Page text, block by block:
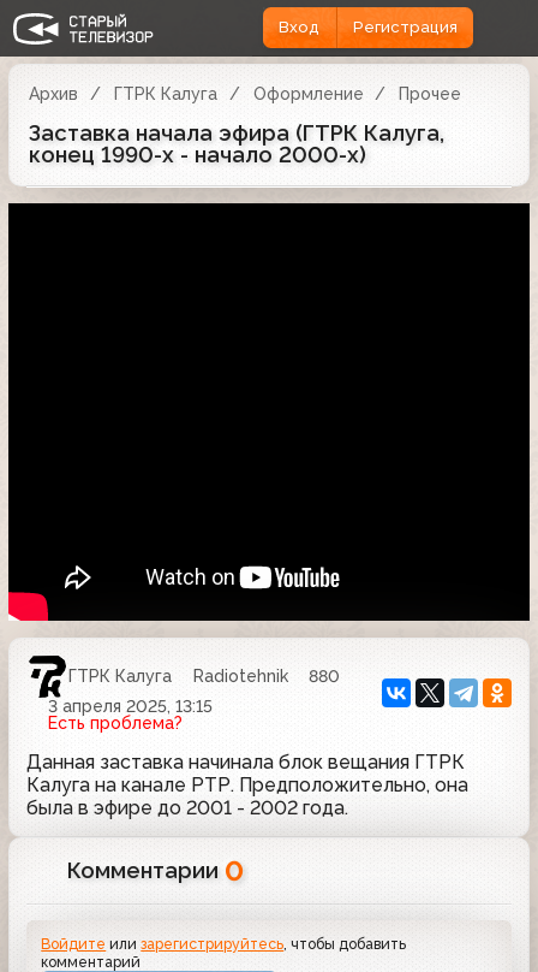
Вход Регистрация
Архив ГТРК Калуга Оформление Прочее
Заставка начала эфира (ГТРК Калуга,
конец 1990-х - начало 2000-х)
ГТРК Калуга Radiotehnik
880
3 апреля 2025, 13:15
Есть проблема?
Данная заставка начинала блок вещания ГТРК
Калуга на канале РТР. Предположительно, она
была в эфире до 2001 - 2002 года.
Комментарии 0
Войдите илизарегистрируйтесь , чтобы добавить
комментарий